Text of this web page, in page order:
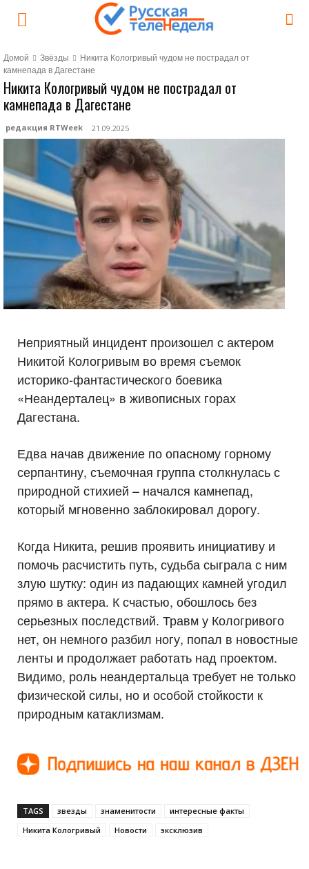
Домой Звёзды
Никита Кологривый чудом не пострадал от
камнепада в Дагестане
Никита Кологривый чудом не пострадал от
камнепада в Дагестане
редакция RTWeek 21.09.2025
Неприятный инцидент произошел с актером
Никитой Кологривым во время съемок
историко-фантастического боевика
«Неандерталец» в живописных горах
Дагестана.
Едва начав движение по опасному горному
серпантину, съемочная группа столкнулась с
природной стихией – начался камнепад,
который мгновенно заблокировал дорогу.
Когда Никита, решив проявить инициативу и
помочь расчистить путь, судьба сыграла с ним
злую шутку: один из падающих камней угодил
прямо в актера. К счастью, обошлось без
серьезных последствий. Травм у Кологривого
нет, он немного разбил ногу, попал в новостные
ленты и продолжает работать над проектом.
Видимо, роль неандертальца требует не только
физической силы, но и особой стойкости к
природным катаклизмам.
TAGS звезды знаменитости
интересные факты
Никита Кологривый
Новости эксклюзив